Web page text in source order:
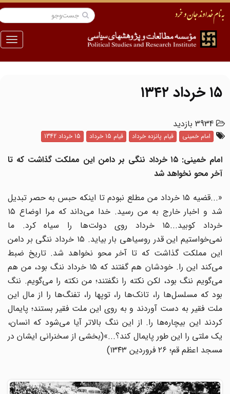
منو
۱۵ خرداد ۱۳۴۲
3934 بازدید
امام خمینی قیام پانزده خرداد قیام 15 خرداد
امام خمینی: ۱۵ خرداد ننگی بر دامن این مملکت گذاشت که تا
آخر محو نخواهد شد
«...قضیه ۱۵ خرداد من مطلع نبودم تا اینکه حبس به حصر تبدیل
شد و اخبار خارج به من رسید. خدا می‌داند که مرا اوضاع ۱۵
خرداد کوبید...۱۵ خرداد روی دولت‌ها را سیاه کرد. ما
نمی‌خواستیم این قدر روسیاهی بار بیاید. ۱۵ خرداد ننگی بر دامن
این مملکت گذاشت که تا آخر محو نخواهد شد. تاریخ ضبط
می‌کند این را. خودشان هم گفتند که ۱۵ خرداد ننگ بود، من هم
می‌گویم ننگ بود، لکن نکته را نگفتند؛ من نکته را می‌گویم. ننگ
بود که مسلسل‌ها را، تانک‌ها را، توپها را، تفنگ‌ها را از مال این
ملت فقیر به دست آوردند و به روی این ملت فقیر بستند؛ پایمال
کردند این بیچاره‌ها را. از این ننگ بالاتر آیا می‌شود که انسان،
یک ملتی را این طور پایمال کند؟...»(بخشی از سخنرانی ایشان در
مسجد اعظم قم؛ ۲۶ فروردین ۱۳۴۳)